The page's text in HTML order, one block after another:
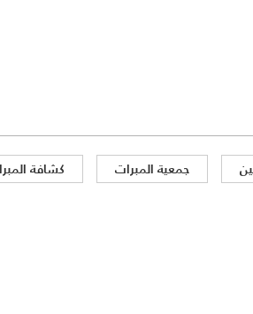
جمعية المبرات كشافة